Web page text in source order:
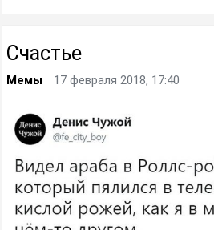
Счастье
Мемы 17 февраля 2018, 17:40